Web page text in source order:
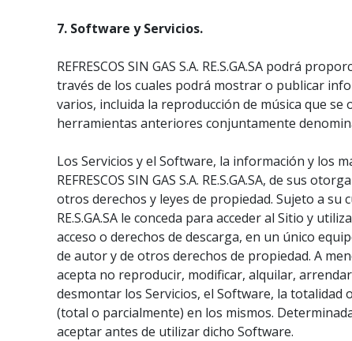
7. Software y Servicios.
REFRESCOS SIN GAS S.A. RE.S.GA.SA podrá
través de los cuales podrá mostrar o publicar
varios, incluida la reproducción de música que
herramientas anteriores conjuntamente
Los Servicios y el Software, la información y los
REFRESCOS SIN GAS S.A. RE.S.GA.SA, de sus
otros derechos y leyes de propiedad. Sujeto a su
RE.S.GA.SA le conceda para acceder al Sitio y
acceso o derechos de descarga, en un único
de autor y de otros derechos de propiedad. A
acepta no reproducir, modificar, alquilar,
desmontar los Servicios, el Software, la totalidad
(total o parcialmente) en los mismos.
aceptar antes de utilizar dicho Software.